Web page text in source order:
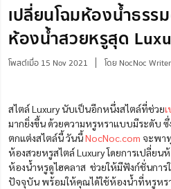
เปลี่ยนโฉมห้องน้ำธรร
ห้องน้ำสวยหรูสุด
โพสต์เมื่อ 15 Nov 2021 โดย NocNoc Writer
สไตล์ Luxury นับเป็นอีกหนึ่งสไตล์ที่ช่วย
มากยิ่งขึ้น ด้วยความหรูหราแบบมีระดับ
ตกแต่งสไตล์นี้วันนี้NocNoc.com จะพา
ห้องสวยหรูสไตล์ Luxury โดยการเปลี่ยน
ห้องน้ำหรูดูไฮคลาส ช่วยให้มีฟังก์ชั่นการ
ปัจจุบัน พร้อมให้คุณได้ใช้ห้องน้ำที่หรูหร